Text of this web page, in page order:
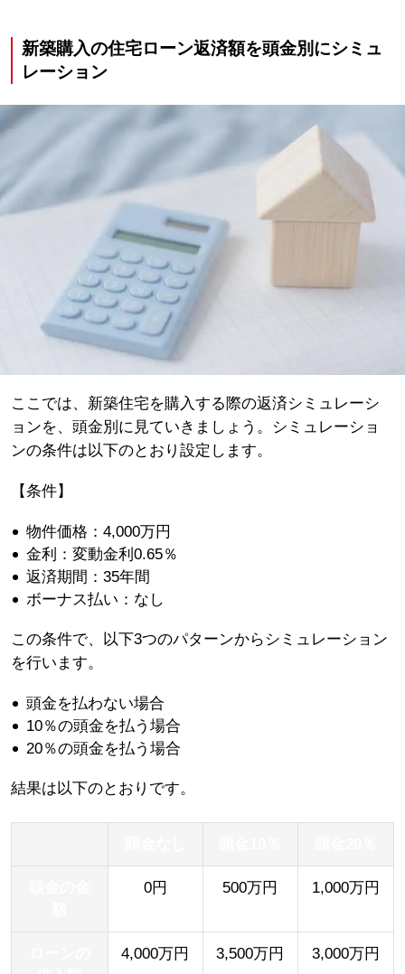
新築購入の住宅ローン返済額を頭金別にシミュ
レーション
ここでは、新築住宅を購入する際の返済シミュレーシ
ョンを、頭金別に見ていきましょう。シミュレーショ
ンの条件は以下のとおり設定します。
【条件】
物件価格：4,000万円
金利：変動金利0.65％
返済期間：35年間
ボーナス払い：なし
この条件で、以下3つのパターンからシミュレーション
を行います。
頭金を払わない場合
10％の頭金を払う場合
20％の頭金を払う場合
結果は以下のとおりです。
0円 500万円 1,000万円
4,000万円 3,500万円 3,000万円